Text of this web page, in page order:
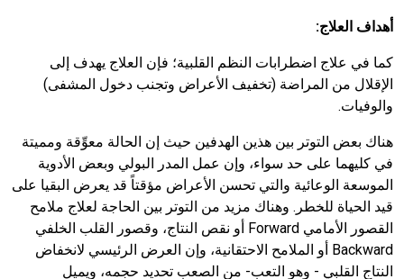
أهداف العلاج:
كما في علاج اضطرابات النظم القلبية؛ فإن العلاج يهدف إلى
الإقلال من المراضة (تخفيف الأعراض وتجنب دخول المشفى)
والوفيات.
هناك بعض التوتر بين هذين الهدفين حيث إن الحالة معوِّقة ومميتة
في كليهما على حد سواء، وإن عمل المدر البولي وبعض الأدوية
الموسعة الوعائية والتي تحسن الأعراض مؤقتاً قد يعرض البقيا على
قيد الحياة للخطر. وهناك مزيد من التوتر بين الحاجة لعلاج ملامح
القصور الأمامي Forward أو نقص النتاج، وقصور القلب الخلفي
Backward أو الملامح الاحتقانية، وإن العرض الرئيسي لانخفاض
النتاج القلبي - وهو التعب- من الصعب تحديد حجمه، ويميل